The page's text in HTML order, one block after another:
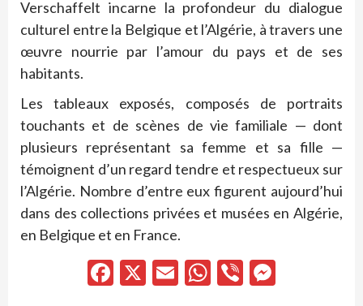
Verschaffelt incarne la profondeur du dialogue
culturel entre la Belgique et l’Algérie, à travers une
œuvre nourrie par l’amour du pays et de ses
habitants.
Les tableaux exposés, composés de portraits
touchants et de scènes de vie familiale — dont
plusieurs représentant sa femme et sa fille —
témoignent d’un regard tendre et respectueux sur
l’Algérie. Nombre d’entre eux figurent aujourd’hui
dans des collections privées et musées en Algérie,
en Belgique et en France.
Facebook
X EmailWhatsApp
Viber